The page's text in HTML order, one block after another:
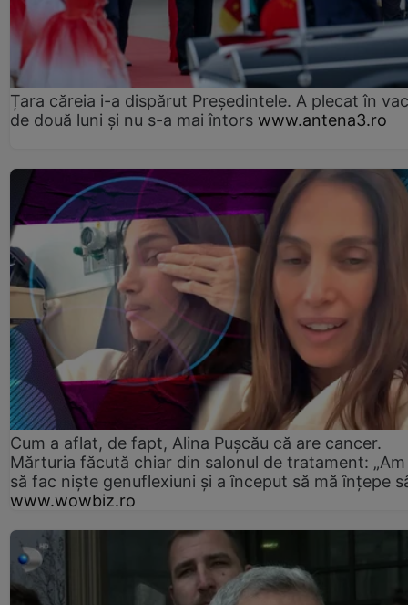
Țara căreia i-a dispărut Președintele. A plecat în
de două luni și nu s-a mai întors www.antena3.ro
Cum a aflat, de fapt, Alina Pușcău că are cancer.
Mărturia făcută chiar din salonul de tratament:
să fac niște genuflexiuni și a început să mă înțepe
www.wowbiz.ro